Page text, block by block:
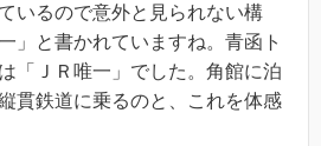
いるので意外と見られない構
」と書かれていますね。青函ト
「ＪＲ唯一」でした。角館に泊
貫鉄道に乗るのと、これを体感